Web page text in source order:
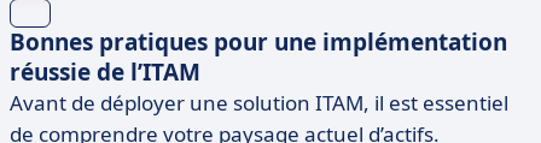
Bonnes pratiques pour une implémentation
réussie de l’ITAM
Avant de déployer une solution ITAM, il est essentiel
de comprendre votre paysage actuel d’actifs.